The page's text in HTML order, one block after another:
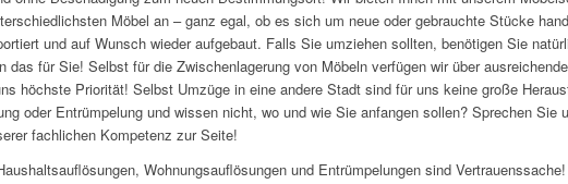
Möbel an – ganz egal, ob es sich um neue oder gebrauchte Stücke
und auf Wunsch wieder aufgebaut. Falls Sie umziehen sollten, benötigen Sie
das für Sie! Selbst für die Zwischenlagerung von Möbeln verfügen wir über
höchste Priorität! Selbst Umzüge in eine andere Stadt sind für uns keine große
oder Entrümpelung und wissen nicht, wo und wie Sie anfangen sollen? Sprechen Sie
fachlichen Kompetenz zur Seite!
Wohnungsauflösungen und Entrümpelungen sind Vertrauenssache!